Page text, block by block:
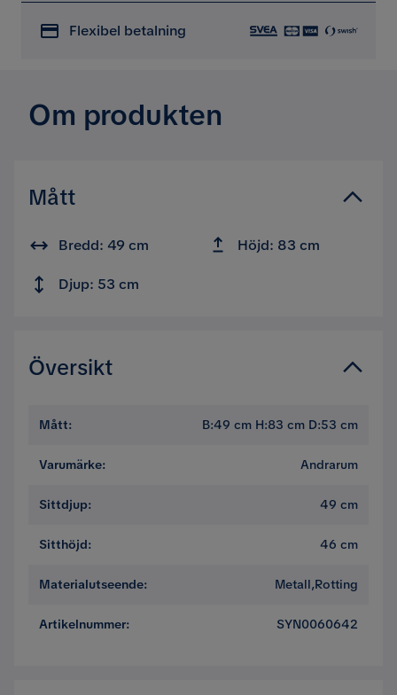
Flexibel betalning
Om produkten
Mått
Bredd: 49 cm Höjd: 83 cm
Djup: 53 cm
Översikt
Mått: B:49 cm H:83 cm D:53 cm
Varumärke: Andrarum
Sittdjup: 49 cm
Sitthöjd: 46 cm
Materialutseende: Metall,Rotting
Artikelnummer: SYN0060642